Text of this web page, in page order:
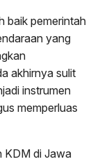
baik pemerintah
yang
akhirnya sulit
instrumen
memperluas
KDM di Jawa